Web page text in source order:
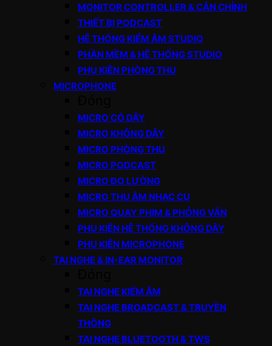
MONITOR CONTROLLER & CÂN CHỈNH
THIẾT BỊ PODCAST
HỆ THỐNG KIỂM ÂM STUDIO
PHẦN MỀM & HỆ THỐNG STUDIO
PHỤ KIỆN PHÒNG THU
MICROPHONE
MICRO CÓ DÂY
MICRO KHÔNG DÂY
MICRO PHÒNG THU
MICRO PODCAST
MICRO ĐO LƯỜNG
MICRO THU ÂM NHẠC CỤ
MICRO QUAY PHIM & PHỎNG VẤN
PHỤ KIỆN HỆ THỐNG KHÔNG DÂY
PHỤ KIỆN MICROPHONE
TAI NGHE & IN-EAR MONITOR
TAI NGHE KIỂM ÂM
TAI NGHE BROADCAST & TRUYỀN
THÔNG
TAI NGHE BLUETOOTH & TWS